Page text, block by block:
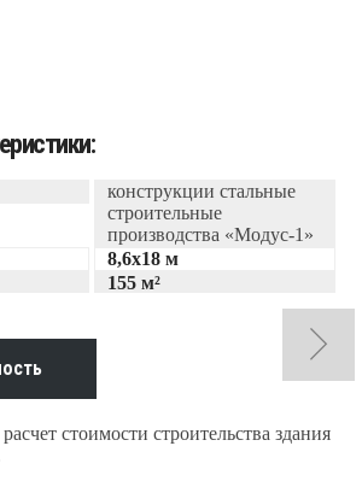
конструкции стальные
строительные
производства «Модус-1»
8,6х18 м
155 м²
стоимости строительства здания